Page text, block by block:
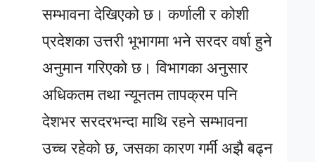
सम्भावना देखिएको छ। कर्णाली र कोशी
प्रदेशका उत्तरी भूभागमा भने सरदर वर्षा हुने
अनुमान गरिएको छ। विभागका अनुसार
अधिकतम तथा न्यूनतम तापक्रम पनि
देशभर सरदरभन्दा माथि रहने सम्भावना
उच्च रहेको छ, जसका कारण गर्मी अझै बढ्न